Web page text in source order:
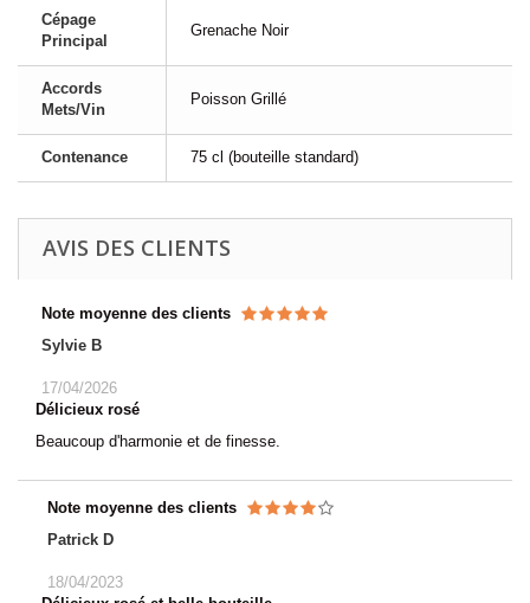
Cépage
Principal
Grenache Noir
Accords
Mets/Vin
Poisson Grillé
Contenance 75 cl (bouteille standard)
AVIS DES CLIENTS
Note moyenne des clients
Sylvie B
17/04/2026
Délicieux rosé
Beaucoup d'harmonie et de finesse.
Note moyenne des clients
Patrick D
18/04/2023